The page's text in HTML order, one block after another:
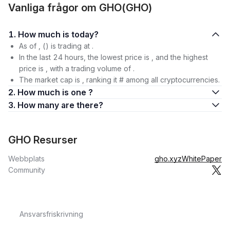
Vanliga frågor om GHO(GHO)
1. How much is today?
As of , () is trading at .
In the last 24 hours, the lowest price is , and the highest
price is , with a trading volume of .
The market cap is , ranking it # among all cryptocurrencies.
2. How much is one ?
3. How many are there?
GHO Resurser
Webbplats gho.xyzWhitePaper
Community
Ansvarsfriskrivning